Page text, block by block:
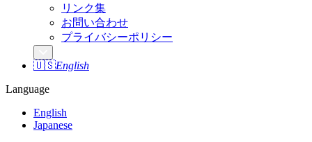
リンク集
お問い合わせ
プライバシーポリシー
🇺🇸English
Language
English
Japanese